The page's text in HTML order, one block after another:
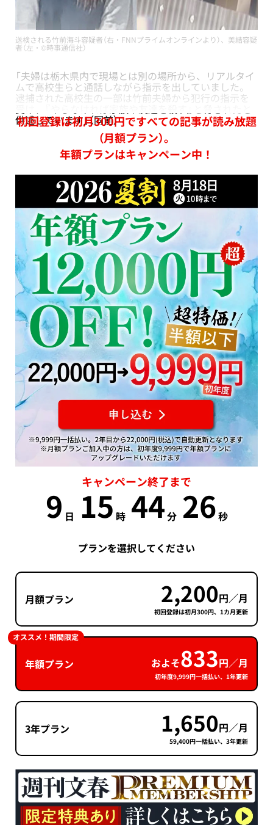
送検される竹前海斗容疑者（右・FNNプライムオンラインより）、美結容疑
者（左・©︎時事通信社）
「夫婦は栃木県内で現場とは別の場所から、リアルタイ
ムで高校生らと通話しながら指示を出していました。
逮捕された高校生の一部は竹前夫婦から犯行の指示を
供述しています」（同前）
初回登録は初月300円ですべての記事が読み放題
（月額プラン）。
年額プランはキャンペーン中！
キャンペーン終了まで
9 日 15 時 44分 26秒
プランを選択してください
月額プラン 2,200円／月
初回登録は初月300円、1カ月更新
年額プラン およそ833円／月
初年度9,999円一括払い、1年更新
オススメ！期間限定
3年プラン 1,650円／月
59,400円一括払い、3年更新